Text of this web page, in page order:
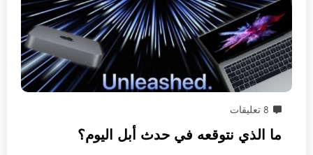
8 تعليقات
ما الذي نتوقعه في حدث أبل اليوم؟